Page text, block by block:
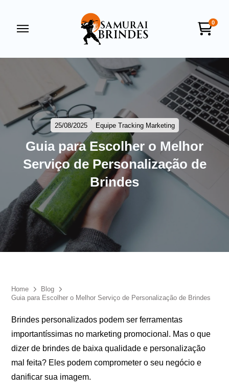
0
25/08/2025 Equipe Tracking Marketing
Guia para Escolher o Melhor
Serviço de Personalização de
Brindes
Home
Blog
Guia para Escolher o Melhor Serviço de Personalização de Brindes
Brindes personalizados podem ser ferramentas
importantíssimas no marketing promocional. Mas o que
dizer de brindes de baixa qualidade e personalização
mal feita? Eles podem comprometer o seu negócio e
danificar sua imagem.
Samurai Brindes
+55
Eu concordo em receber comunicações.
qualquer momento.
Iniciar conversa